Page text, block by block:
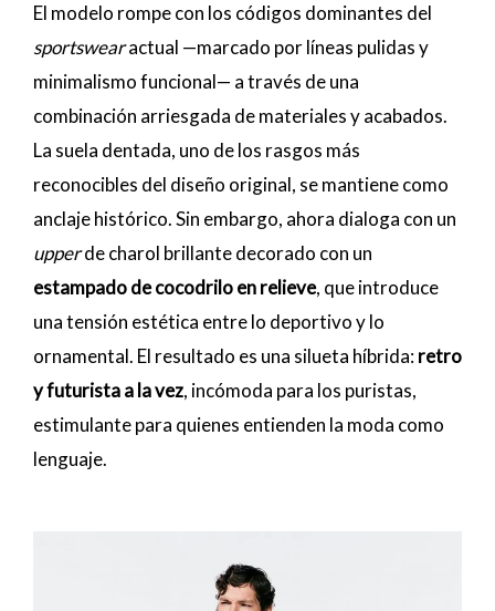
El modelo rompe con los códigos dominantes del
sportswearactual —marcado por líneas pulidas y
minimalismo funcional— a través de una
combinación arriesgada de materiales y acabados.
La suela dentada, uno de los rasgos más
reconocibles del diseño original, se mantiene como
anclaje histórico. Sin embargo, ahora dialoga con un
upperde charol brillante decorado con un
estampado de cocodrilo en relieve, que introduce
una tensión estética entre lo deportivo y lo
ornamental. El resultado es una silueta híbrida:retro
y futurista a la vez, incómoda para los puristas,
estimulante para quienes entienden la moda como
lenguaje.